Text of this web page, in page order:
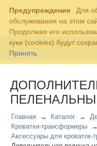
Предупреждение
Для
обслуживания на этом
Продолжая его
куки (cookies) будут
Принять
КАТАЛОГ
ТОВАРОВ
Главная Каталог
Кроватки-трансформеры
Аксессуары для кроваток-